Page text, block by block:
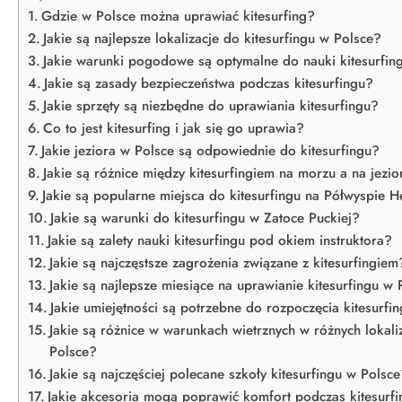
Gdzie w Polsce można uprawiać kitesurfing?
Jakie są najlepsze lokalizacje do kitesurfingu w Polsce?
Jakie warunki pogodowe są optymalne do nauki
Jakie są zasady bezpieczeństwa podczas kitesurfingu?
Jakie sprzęty są niezbędne do uprawiania kitesurfingu?
Co to jest kitesurfing i jak się go uprawia?
Jakie jeziora w Polsce są odpowiednie do kitesurfingu?
Jakie są różnice między kitesurfingiem na morzu a na
Jakie są popularne miejsca do kitesurfingu na Półwyspie
Jakie są warunki do kitesurfingu w Zatoce Puckiej?
Jakie są zalety nauki kitesurfingu pod okiem instruktora?
Jakie są najczęstsze zagrożenia związane z
Jakie są najlepsze miesiące na uprawianie kitesurfingu w
Jakie umiejętności są potrzebne do rozpoczęcia
Jakie są różnice w warunkach wietrznych w różnych
Polsce?
Jakie są najczęściej polecane szkoły kitesurfingu w
Jakie akcesoria mogą poprawić komfort podczas